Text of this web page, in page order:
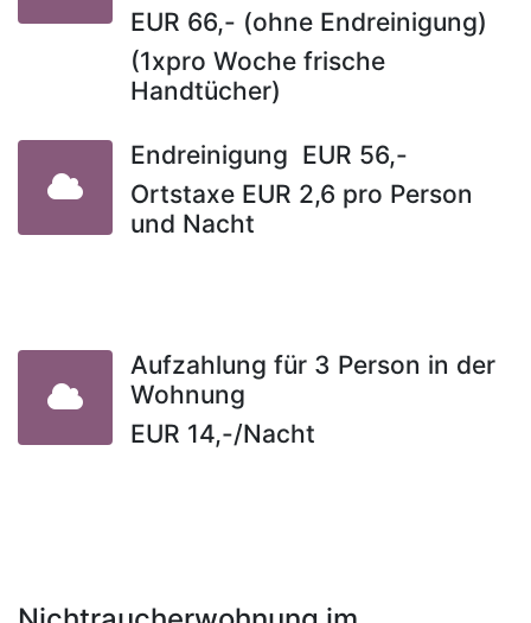
EUR 66,- (ohne Endreinigung)
(1xpro Woche frische
Handtücher)
Endreinigung EUR 56,-
Ortstaxe EUR 2,6 pro Person
und Nacht
Aufzahlung für 3 Person in der
Wohnung
EUR 14,-/Nacht